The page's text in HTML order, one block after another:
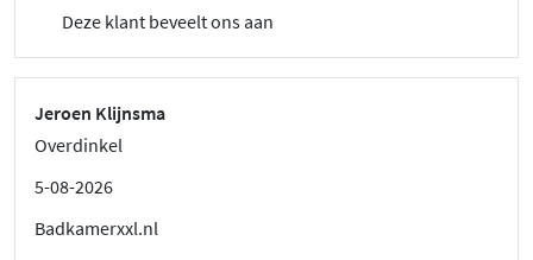
Deze klant beveelt ons aan
Jeroen Klijnsma
Overdinkel
5-08-2026
Badkamerxxl.nl